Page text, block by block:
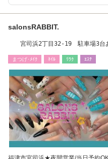
salonsRABBIT.
宮司浜2丁目32-19 駐車場3台
まつげ･ﾒｲｸ ﾈｲﾙ ﾘﾗｸ ｴｽﾃ